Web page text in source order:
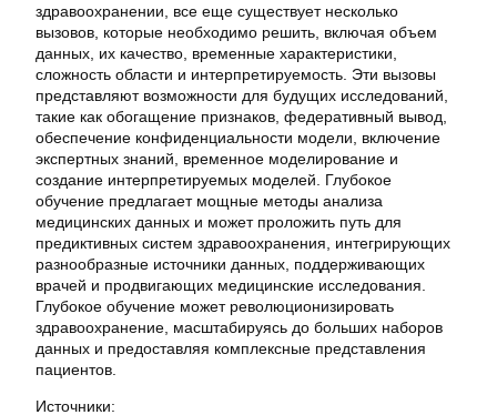
здравоохранении, все еще существует несколько
вызовов, которые необходимо решить, включая объем
данных, их качество, временные характеристики,
сложность области и интерпретируемость. Эти вызовы
представляют возможности для будущих исследований,
такие как обогащение признаков, федеративный вывод,
обеспечение конфиденциальности модели, включение
экспертных знаний, временное моделирование и
создание интерпретируемых моделей. Глубокое
обучение предлагает мощные методы анализа
медицинских данных и может проложить путь для
предиктивных систем здравоохранения, интегрирующих
разнообразные источники данных, поддерживающих
врачей и продвигающих медицинские исследования.
Глубокое обучение может революционизировать
здравоохранение, масштабируясь до больших наборов
данных и предоставляя комплексные представления
пациентов.
Источники: